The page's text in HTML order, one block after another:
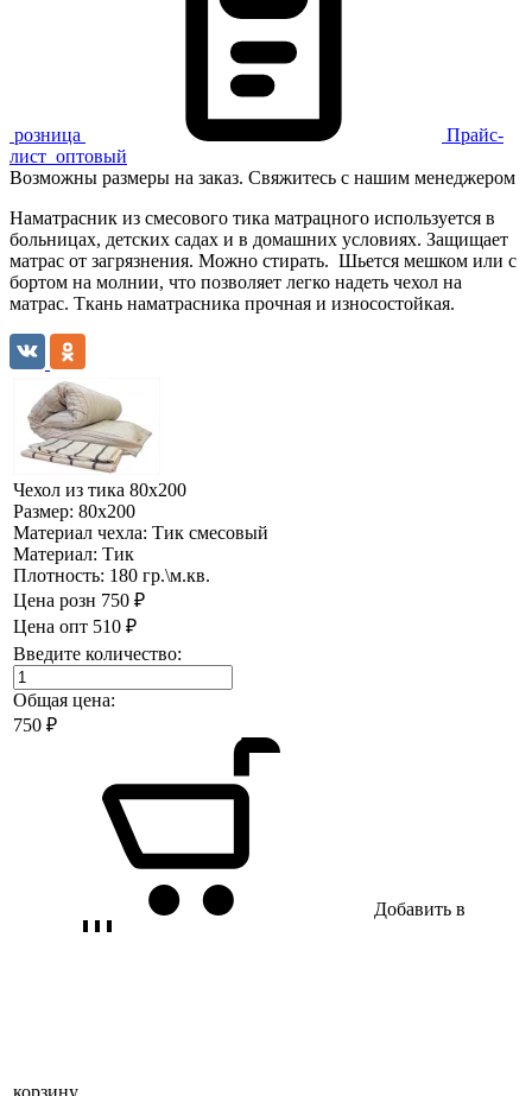
розница
Прайс-
лист оптовый
Возможны размеры на заказ. Свяжитесь с нашим менеджером
Наматрасник из смесового тика матрацного используется в
больницах, детских садах и в домашних условиях. Защищает
матрас от загрязнения. Можно стирать. Шьется мешком или с
бортом на молнии, что позволяет легко надеть чехол на
матрас. Ткань наматрасника прочная и износостойкая.
Чехол из тика 80х200
Размер: 80х200
Материал чехла: Тик смесовый
Материал: Тик
Плотность: 180 гр.\м.кв.
Цена розн 750 ₽
Цена опт 510 ₽
Введите количество:
Общая цена:
750 ₽
Добавить в
корзину